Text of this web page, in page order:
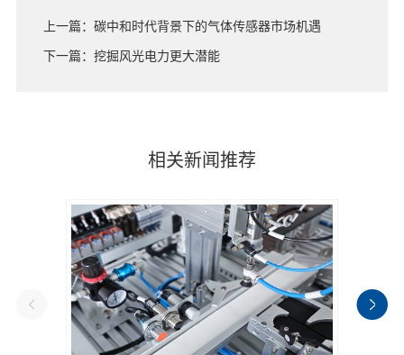
上一篇：碳中和时代背景下的气体传感器市场机遇
下一篇：挖掘风光电力更大潜能
相关新闻推荐